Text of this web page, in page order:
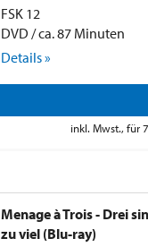
FSK 12
DVD / ca. 87 Minuten
Details »
inkl. Mwst., für
Menage à Trois - Drei
zu viel (Blu-ray)